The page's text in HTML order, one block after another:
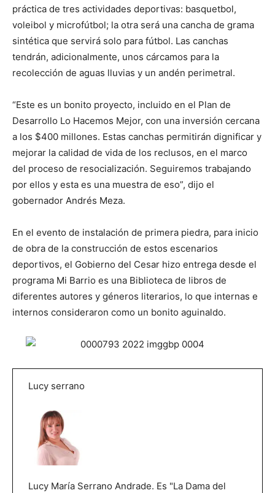
práctica de tres actividades deportivas: basquetbol,
voleibol y microfútbol; la otra será una cancha de grama
sintética que servirá solo para fútbol. Las canchas
tendrán, adicionalmente, unos cárcamos para la
recolección de aguas lluvias y un andén perimetral.
“Este es un bonito proyecto, incluido en el Plan de
Desarrollo Lo Hacemos Mejor, con una inversión cercana
a los $400 millones. Estas canchas permitirán dignificar y
mejorar la calidad de vida de los reclusos, en el marco
del proceso de resocialización. Seguiremos trabajando
por ellos y esta es una muestra de eso”, dijo el
gobernador Andrés Meza.
En el evento de instalación de primera piedra, para inicio
de obra de la construcción de estos escenarios
deportivos, el Gobierno del Cesar hizo entrega desde el
programa Mi Barrio es una Biblioteca de libros de
diferentes autores y géneros literarios, lo que internas e
internos consideraron como un bonito aguinaldo.
Lucy serrano
Lucy María Serrano Andrade. Es "La Dama del